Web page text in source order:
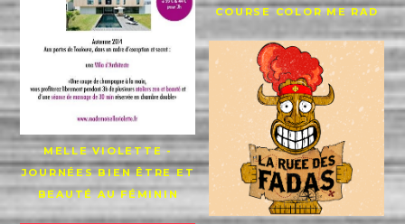
COURSE COLOR ME RAD
MELLE VIOLETTE -
JOURNÉES BIEN ÊTRE ET
BEAUTÉ AU FÉMININ